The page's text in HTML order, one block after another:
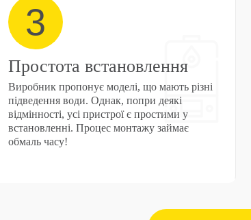
3
Простота встановлення
Виробник пропонує моделі, що мають різні
підведення води. Однак, попри деякі
відмінності, усі пристрої є простими у
встановленні. Процес монтажу займає
обмаль часу!